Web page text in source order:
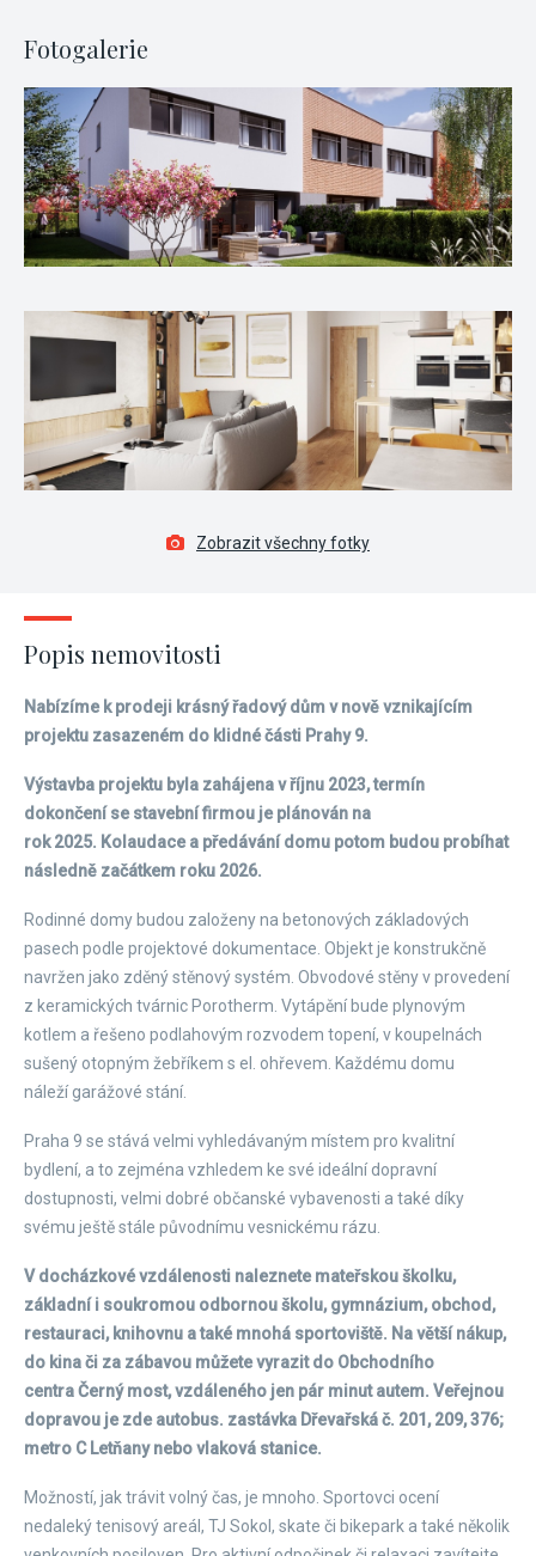
Fotogalerie
Zobrazit všechny fotky
Popis nemovitosti
Nabízíme k prodeji krásný řadový dům v nově vznikajícím
projektu zasazeném do klidné části Prahy 9.
Výstavba projektu byla zahájena v říjnu 2023, termín
dokončení se stavební firmou je plánován na
rok 2025. Kolaudace a předávání domu potom budou probíhat
následně začátkem roku 2026.
Rodinné domy budou založeny na betonových základových
pasech podle projektové dokumentace. Objekt je konstrukčně
navržen jako zděný stěnový systém. Obvodové stěny v provedení
z keramických tvárnic Porotherm. Vytápění bude plynovým
kotlem a řešeno podlahovým rozvodem topení, v koupelnách
sušený otopným žebříkem s el. ohřevem. Každému domu
náleží garážové stání.
Praha 9 se stává velmi vyhledávaným místem pro kvalitní
bydlení, a to zejména vzhledem ke své ideální dopravní
dostupnosti, velmi dobré občanské vybavenosti a také díky
svému ještě stále původnímu vesnickému rázu.
V docházkové vzdálenosti naleznete mateřskou školku,
základní i soukromou odbornou školu, gymnázium, obchod,
restauraci, knihovnu a také mnohá sportoviště. Na větší nákup,
do kina či za zábavou můžete vyrazit do Obchodního
centra Černý most, vzdáleného jen pár minut autem. Veřejnou
dopravou je zde autobus. zastávka Dřevařská č. 201, 209, 376;
metro C Letňany nebo vlaková stanice.
Možností, jak trávit volný čas, je mnoho. Sportovci ocení
nedaleký tenisový areál, TJ Sokol, skate či bikepark a také několik